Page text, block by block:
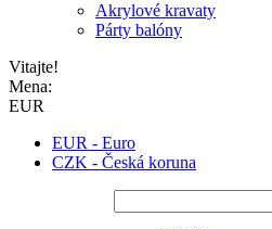
Akrylové kravaty
Párty balóny
Vitajte!
Mena:
EUR
EUR - Euro
CZK - Česká koruna